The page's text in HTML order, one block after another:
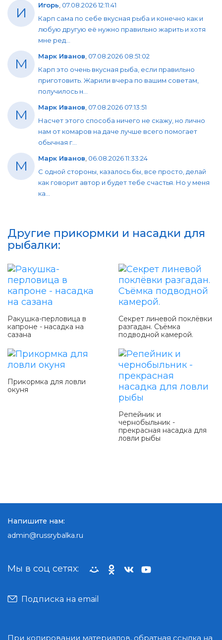
И Игорь 07.08.2026 12:11:41
Карп сама по себе вкусная рыба и конечно как и
любую другую её нужно правильно жарить и хотя
мне ред...
М Марк Иванов 07.08.2026 08:51:02
Карп это очень вкусная рыба, если правильно
приготовить. Жарили вчера по вашим советам,
получилось н...
М Марк Иванов 07.08.2026 07:13:51
Насчет этого способа ничего не скажу, но лично
нам от комаров на даче лучше всего помогает
обычная г...
М Марк Иванов 06.08.2026 11:33:24
С одной стороны, казалось бы, все просто, делай
как говорит автор и будет тебе счастья. Но у меня
ка...
Другие прикормки и насадки для
рыбалки:
Ракушка-перловица в
капроне - насадка на
сазана
Секрет линевой поклёвки
разгадан. Съёмка
подводной камерой.
Прикормка для ловли
окуня
Репейник и
чернобыльник -
прекрасная насадка для
ловли рыбы
При копировании материалов, обратная ссылка на
Мы в соц сетях:
Подписка на email
Напишите нам:
admin@russrybalka.ru